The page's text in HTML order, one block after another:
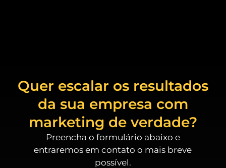
Quer escalar os resultados
da sua empresa com
marketing de verdade?
Preencha o formulário abaixo e
entraremos em contato o mais breve
possível.